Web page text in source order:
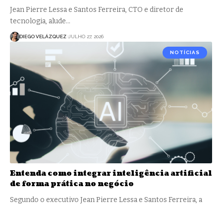
Jean Pierre Lessa e Santos Ferreira, CTO e diretor de
tecnologia, alude…
DIEGO VELÁZQUEZ JULHO 27, 2026
NOTÍCIAS
Entenda como integrar inteligência artificial
de forma prática no negócio
Segundo o executivo Jean Pierre Lessa e Santos Ferreira, a